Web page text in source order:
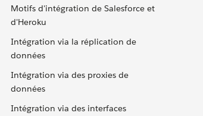
Motifs d'intégration de Salesforce et
d'Heroku
Intégration via la réplication de
données
Intégration via des proxies de
données
Intégration via des interfaces